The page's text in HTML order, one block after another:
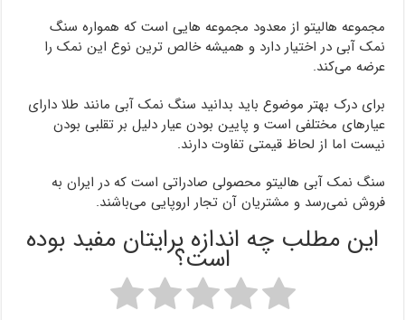
مجموعه هالیتو از معدود مجموعه هایی است که همواره سنگ
نمک آبی در اختیار دارد و همیشه خالص ترین نوع این نمک را
عرضه می‌کند.
برای درک بهتر موضوع باید بدانید سنگ نمک آبی مانند طلا دارای
عیارهای مختلفی است و پایین بودن عیار دلیل بر تقلبی بودن
نیست اما از لحاظ قیمتی تفاوت دارند.
سنگ نمک آبی هالیتو محصولی صادراتی است که در ایران به
فروش نمی‌رسد و مشتریان آن تجار اروپایی می‌باشند.
این مطلب چه اندازه برایتان مفید بوده
است؟